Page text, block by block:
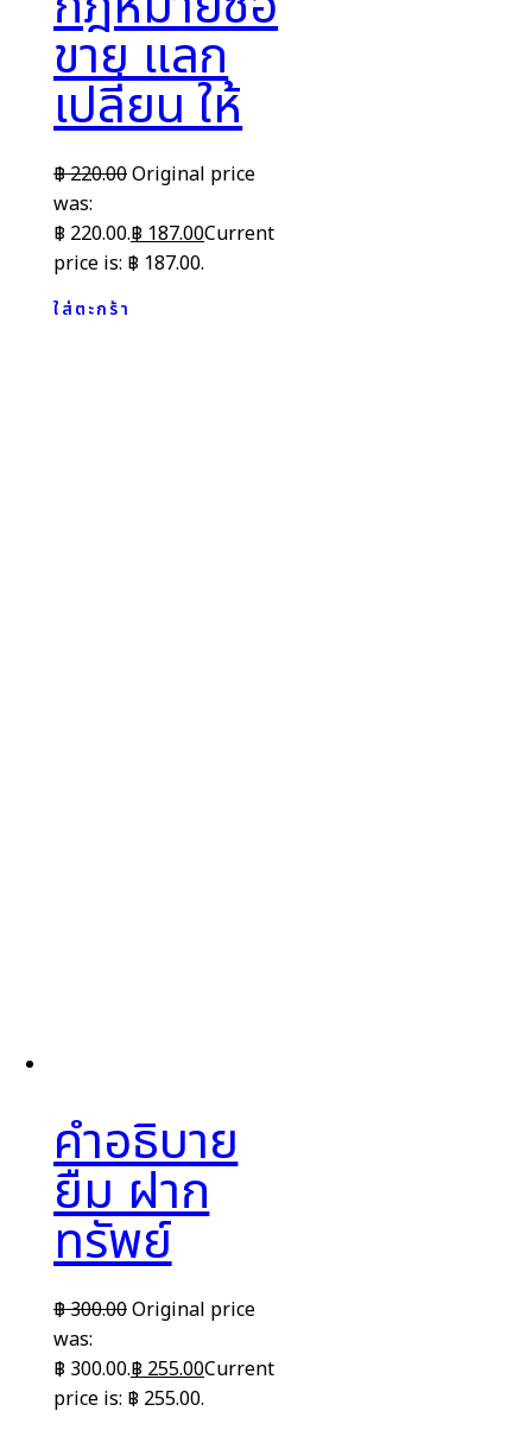
ขาย แลก
เปลี่ยน ให้
฿220.00Original price
was:
฿ 220.00.฿187.00Current
price is: ฿ 187.00.
ใส่ตะกร้า
คำอธิบาย
ยืม ฝาก
ทรัพย์
฿300.00Original price
was:
฿ 300.00.฿255.00Current
price is: ฿ 255.00.